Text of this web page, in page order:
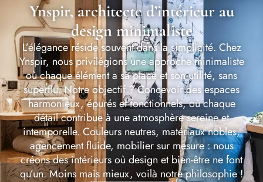
Ynspir, architecte d’intérieur au
design minimaliste
L’élégance réside souvent dans la simplicité. Chez
Ynspir, nous privilégions une approche minimaliste
où chaque élément a sa place et son utilité, sans
superflu. Notre objectif ? Concevoir des espaces
harmonieux, épurés et fonctionnels, où chaque
détail contribue à une atmosphère sereine et
intemporelle. Couleurs neutres, matériaux nobles,
agencement fluide, mobilier sur mesure : nous
créons des intérieurs où design et bien-être ne font
qu’un. Moins mais mieux, voilà notre philosophie !